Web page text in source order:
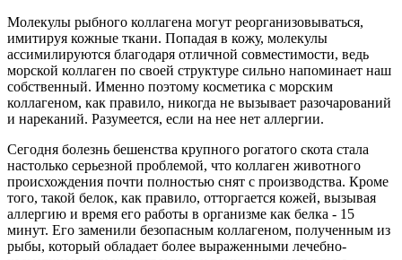
Молекулы рыбного коллагена могут реорганизовываться,
имитируя кожные ткани. Попадая в кожу, молекулы
ассимилируются благодаря отличной совместимости, ведь
морской коллаген по своей структуре сильно напоминает наш
собственный. Именно поэтому косметика с морским
коллагеном, как правило, никогда не вызывает разочарований
и нареканий. Разумеется, если на нее нет аллергии.
Сегодня болезнь бешенства крупного рогатого скота стала
настолько серьезной проблемой, что коллаген животного
происхождения почти полностью снят с производства. Кроме
того, такой белок, как правило, отторгается кожей, вызывая
аллергию и время его работы в организме как белка ‑ 15
минут. Его заменили безопасным коллагеном, полученным из
рыбы, который обладает более выраженными лечебно-